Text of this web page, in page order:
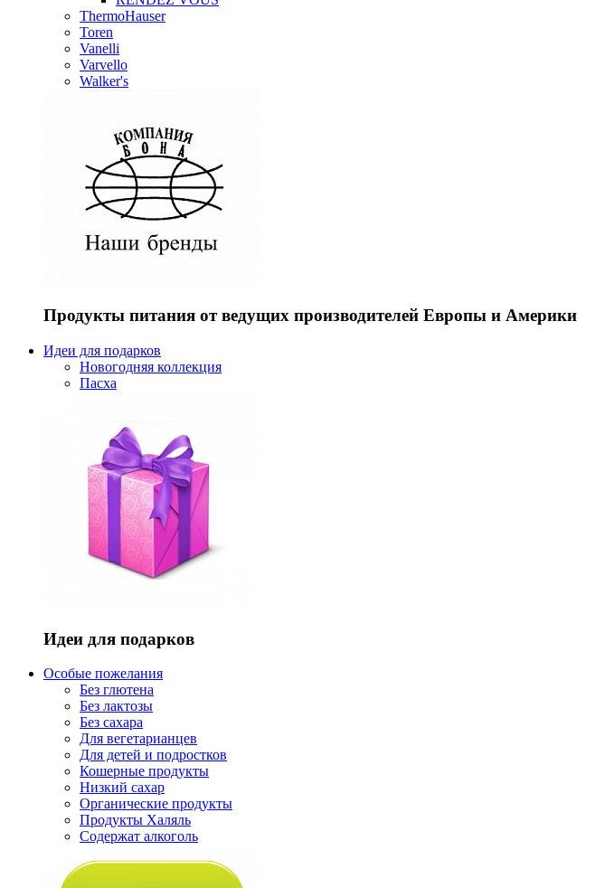
ThermoHauser
Toren
Vanelli
Varvello
Walker's
Продукты питания от ведущих производителей Европы и Америки
Идеи для подарков
Новогодняя коллекция
Пасха
Идеи для подарков
Особые пожелания
Без глютена
Без лактозы
Без сахара
Для вегетарианцев
Для детей и подростков
Кошерные продукты
Низкий сахар
Органические продукты
Продукты Халяль
Содержат алкоголь